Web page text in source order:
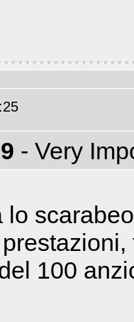
- Very
lo
100